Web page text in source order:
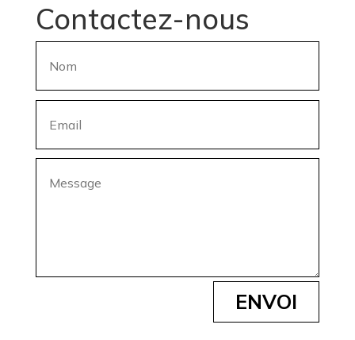
Contactez-nous
ENVOI